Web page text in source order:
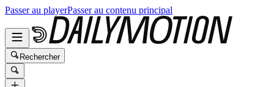
Passer au playerPasser au contenu principal
Rechercher